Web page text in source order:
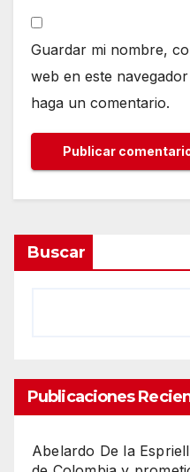
Guardar mi nombre,
web en este
haga un comentario.
Buscar
Publicaciones
Abelardo De la